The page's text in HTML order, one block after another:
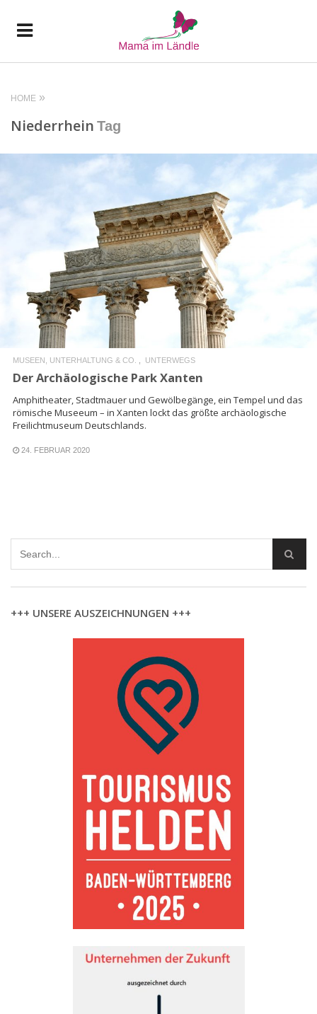
HOME
Niederrhein Tag
READ MORE
MUSEEN, UNTERHALTUNG & CO. UNTERWEGS
Der Archäologische Park Xanten
Amphitheater, Stadtmauer und Gewölbegänge, ein Tempel und das
römische Museeum – in Xanten lockt das größte archäologische
Freilichtmuseum Deutschlands.
24. FEBRUAR 2020
+++ UNSERE AUSZEICHNUNGEN +++